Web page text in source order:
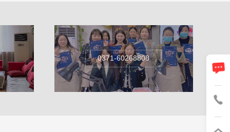
0371-60268808